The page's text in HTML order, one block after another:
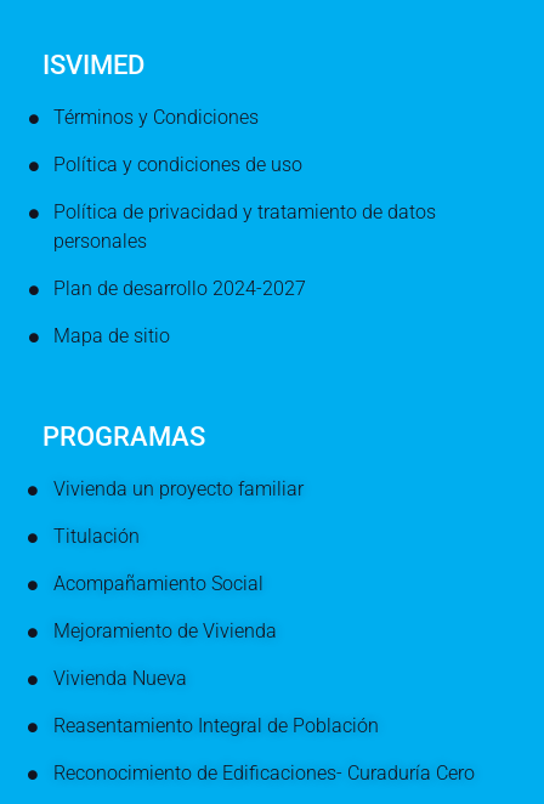
ISVIMED
Términos y Condiciones
Política y condiciones de uso
Política de privacidad y tratamiento de datos
personales
Plan de desarrollo 2024-2027
Mapa de sitio
PROGRAMAS
Vivienda un proyecto familiar
Titulación
Acompañamiento Social
Mejoramiento de Vivienda
Vivienda Nueva
Reasentamiento Integral de Población
Reconocimiento de Edificaciones- Curaduría Cero